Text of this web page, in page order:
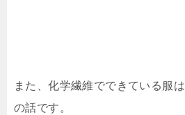
また、化学繊維でできている服
の話です。